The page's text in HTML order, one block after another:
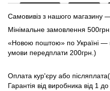
Самовивіз з нашого магазину
Мінімальне замовлення 500грн.
«Новою поштою» по Україні —
умови передплати 200грн.)
Оплата кур'єру або
Гарантія від виробника від 1 до